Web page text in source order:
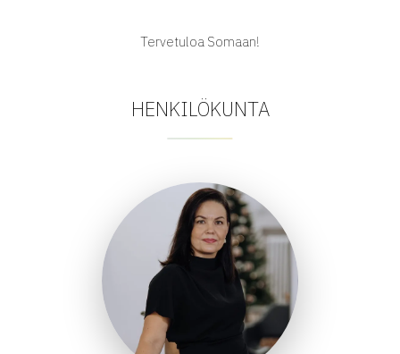
Tervetuloa Somaan!
HENKILÖKUNTA